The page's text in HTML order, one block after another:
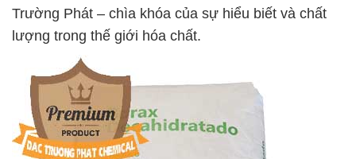
Trường Phát – chìa khóa của sự hiểu biết và chất
lượng trong thế giới hóa chất.